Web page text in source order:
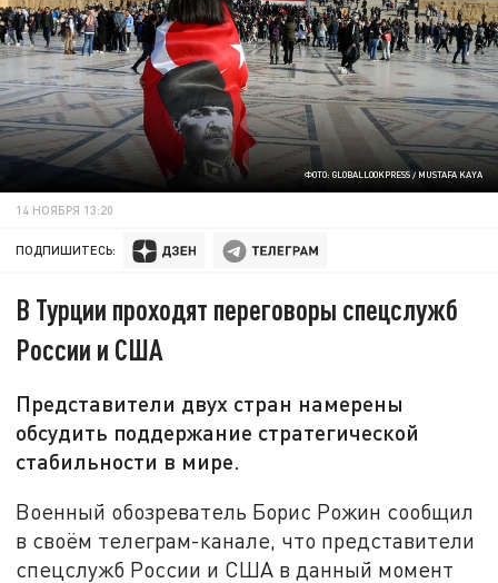
ФОТО: GLOBALLOOKPRESS / MUSTAFA KAYA
14 НОЯБРЯ 13:20
ПОДПИШИТЕСЬ:
В Турции проходят переговоры спецслужб
России и США
Представители двух стран намерены
обсудить поддержание стратегической
стабильности в мире.
Военный обозреватель Борис Рожин сообщил
в своём телеграм-канале, что представители
спецслужб России и США в данный момент